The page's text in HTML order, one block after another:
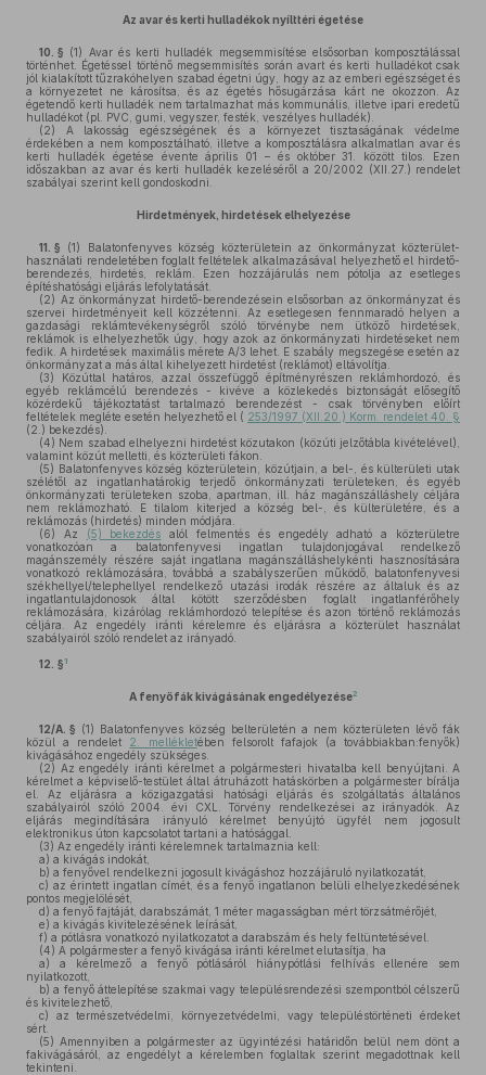
Az avar és kerti hulladékok nyílttéri égetése
10. § (1) Avar és kerti hulladék megsemmisítése elsősorban komposztálással
történhet. Égetéssel történő megsemmisítés során avart és kerti hulladékot csak
jól kialakított tűzrakóhelyen szabad égetni úgy, hogy az az emberi egészséget és
a környezetet ne károsítsa, és az égetés hősugárzása kárt ne okozzon. Az
égetendő kerti hulladék nem tartalmazhat más kommunális, illetve ipari eredetű
hulladékot (pl. PVC, gumi, vegyszer, festék, veszélyes hulladék).
(2) A lakosság egészségének és a környezet tisztaságának védelme
érdekében a nem komposztálható, illetve a komposztálásra alkalmatlan avar és
kerti hulladék égetése évente április 01 – és október 31. között tilos. Ezen
időszakban az avar és kerti hulladék kezeléséről a 20/2002 (XII.27.) rendelet
szabályai szerint kell gondoskodni.
Hirdetmények, hirdetések elhelyezése
11. § (1)
Balatonfenyves község közterületein az önkormányzat közterület-
használati rendeletében foglalt feltételek alkalmazásával helyezhető el hirdető-
berendezés, hirdetés, reklám. Ezen hozzájárulás nem pótolja az esetleges
építéshatósági eljárás lefolytatását.
(2) Az önkormányzat hirdető-berendezésein elsősorban az önkormányzat és
szervei hirdetményeit kell közzétenni. Az esetlegesen fennmaradó helyen a
gazdasági reklámtevékenységről szóló törvénybe nem ütköző hirdetések,
reklámok is elhelyezhetők úgy, hogy azok az önkormányzati hirdetéseket nem
fedik. A hirdetések maximális mérete A/3 lehet. E szabály megszegése esetén az
önkormányzat a más által kihelyezett hirdetést (reklámot) eltávolítja.
(3) Közúttal határos, azzal összefüggő építményrészen reklámhordozó, és
egyéb reklámcélú berendezés - kivéve a közlekedés biztonságát elősegítő
közérdekű tájékoztatást tartalmazó berendezést - csak törvényben előírt
feltételek megléte esetén helyezhető el ( 253/1997 (XII.20.) Korm. rendelet 40. §
(2.) bekezdés).
(4) Nem szabad elhelyezni hirdetést közutakon (közúti jelzőtábla kivételével),
valamint közút melletti, és közterületi fákon.
(5) Balatonfenyves község közterületein, közútjain, a bel-, és külterületi utak
szélétől az ingatlanhatárokig terjedő önkormányzati területeken, és egyéb
önkormányzati területeken szoba, apartman, ill. ház magánszálláshely céljára
nem reklámozható. E tilalom kiterjed a község bel-, és külterületére, és a
reklámozás (hirdetés) minden módjára.
(6) Az (5) bekezdés alól felmentés és engedély adható a közterületre
vonatkozóan a balatonfenyvesi ingatlan tulajdonjogával rendelkező
magánszemély részére saját ingatlana magánszálláshelykénti hasznosítására
vonatkozó reklámozására, továbbá a szabályszerűen működő, balatonfenyvesi
székhellyel/telephellyel rendelkező utazási irodák részére az általuk és az
ingatlantulajdonosok által kötött szerződésben foglalt ingatlanférőhely
reklámozására, kizárólag reklámhordozó telepítése és azon történő reklámozás
céljára. Az engedély iránti kérelemre és eljárásra a közterület használat
szabályairól szóló rendelet az irányadó.
12. § 1
A fenyőfák kivágásának engedélyezése2
12/A. § (1) Balatonfenyves község belterületén a nem közterületen lévő fák
közül a rendelet 2. mellékletében felsorolt fafajok (a továbbiakban:fenyők)
kivágásához engedély szükséges.
(2) Az engedély iránti kérelmet a polgármesteri hivatalba kell benyújtani. A
kérelmet a képviselő-testület által átruházott hatáskörben a polgármester bírálja
el. Az eljárásra a közigazgatási hatósági eljárás és szolgáltatás általános
szabályairól szóló 2004. évi CXL. Törvény rendelkezései az irányadók. Az
eljárás megindítására irányuló kérelmet benyújtó ügyfél nem jogosult
elektronikus úton kapcsolatot tartani a hatósággal.
(3) Az engedély iránti kérelemnek tartalmaznia kell:
a) a kivágás indokát,
b) a fenyővel rendelkezni jogosult kivágáshoz hozzájáruló nyilatkozatát,
c) az érintett ingatlan címét, és a fenyő ingatlanon belüli elhelyezkedésének
pontos megjelölését,
d) a fenyő fajtáját, darabszámát, 1 méter magasságban mért törzsátmérőjét,
e) a kivágás kivitelezésének leírását,
f) a pótlásra vonatkozó nyilatkozatot a darabszám és hely feltüntetésével.
(4) A polgármester a fenyő kivágása iránti kérelmet elutasítja, ha
a) a kérelmező a fenyő pótlásáról hiánypótlási felhívás ellenére sem
nyilatkozott,
b) a fenyő áttelepítése szakmai vagy településrendezési szempontból célszerű
és kivitelezhető,
c) az természetvédelmi, környezetvédelmi, vagy településtörténeti érdeket
sért.
(5) Amennyiben a polgármester az ügyintézési határidőn belül nem dönt a
fakivágásáról, az engedélyt a kérelemben foglaltak szerint megadottnak kell
tekinteni.